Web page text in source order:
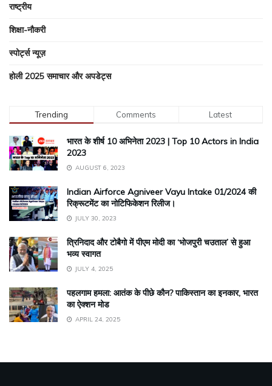
राष्ट्रीय
शिक्षा-नौकरी
स्पोर्ट्स न्यूज़
होली 2025 समाचार और अपडेट्स
Trending Comments Latest
भारत के शीर्ष 10 अभिनेता 2023 | Top 10 Actors in India
2023
AUGUST 6, 2023
Indian Airforce Agniveer Vayu Intake 01/2024 की
रिक्रूटमेंट का नोटिफिकेशन रिलीज।
JULY 30, 2023
त्रिनिदाद और टोबैगो में पीएम मोदी का ‘भोजपुरी चउताल’ से हुआ
भव्य स्वागत
JULY 4, 2025
पहलगाम हमला: आतंक के पीछे कौन? पाकिस्तान का इनकार, भारत
का ऐक्शन मोड
APRIL 24, 2025